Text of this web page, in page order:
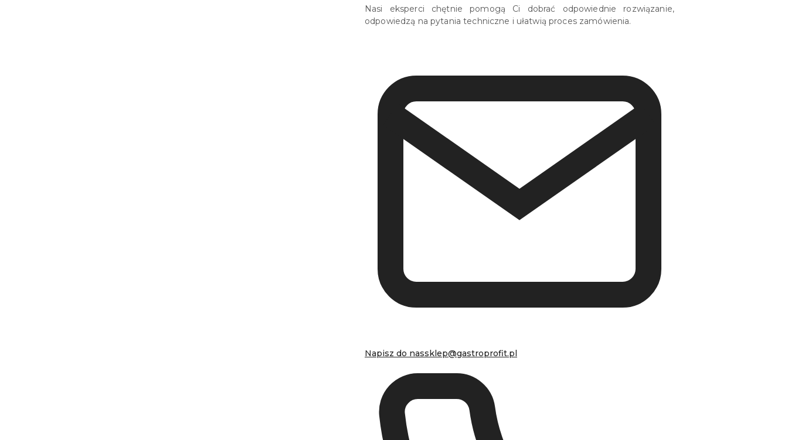
Nasi eksperci chętnie pomogą Ci dobrać odpowiednie rozwiązanie,
odpowiedzą na pytania techniczne i ułatwią proces zamówienia.
Napisz do nassklep@gastroprofit.pl